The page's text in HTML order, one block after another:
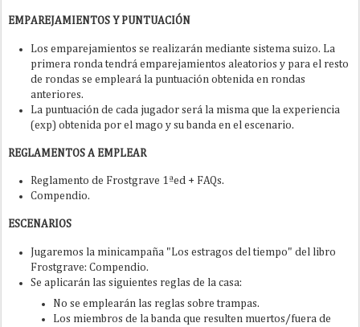
EMPAREJAMIENTOS Y PUNTUACIÓN
Los emparejamientos se realizarán mediante sistema suizo. La
primera ronda tendrá emparejamientos aleatorios y para el resto
de rondas se empleará la puntuación obtenida en rondas
anteriores.
La puntuación de cada jugador será la misma que la experiencia
(exp) obtenida por el mago y su banda en el escenario.
REGLAMENTOS A EMPLEAR
Reglamento de Frostgrave 1ªed + FAQs.
Compendio.
ESCENARIOS
Jugaremos la minicampaña "Los estragos del tiempo" del libro
Frostgrave: Compendio.
Se aplicarán las siguientes reglas de la casa:
No se emplearán las reglas sobre trampas.
Los miembros de la banda que resulten muertos/fuera de